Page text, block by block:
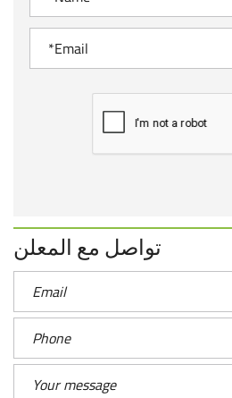
تواصل مع المعلن